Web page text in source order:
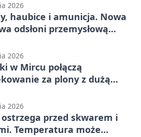
2026
haubice i amunicja. Nowa
odsłoni przemysłową
2026
w Mircu połączą
za plony z dużą
2026
ostrzega przed skwarem i
Temperatura może